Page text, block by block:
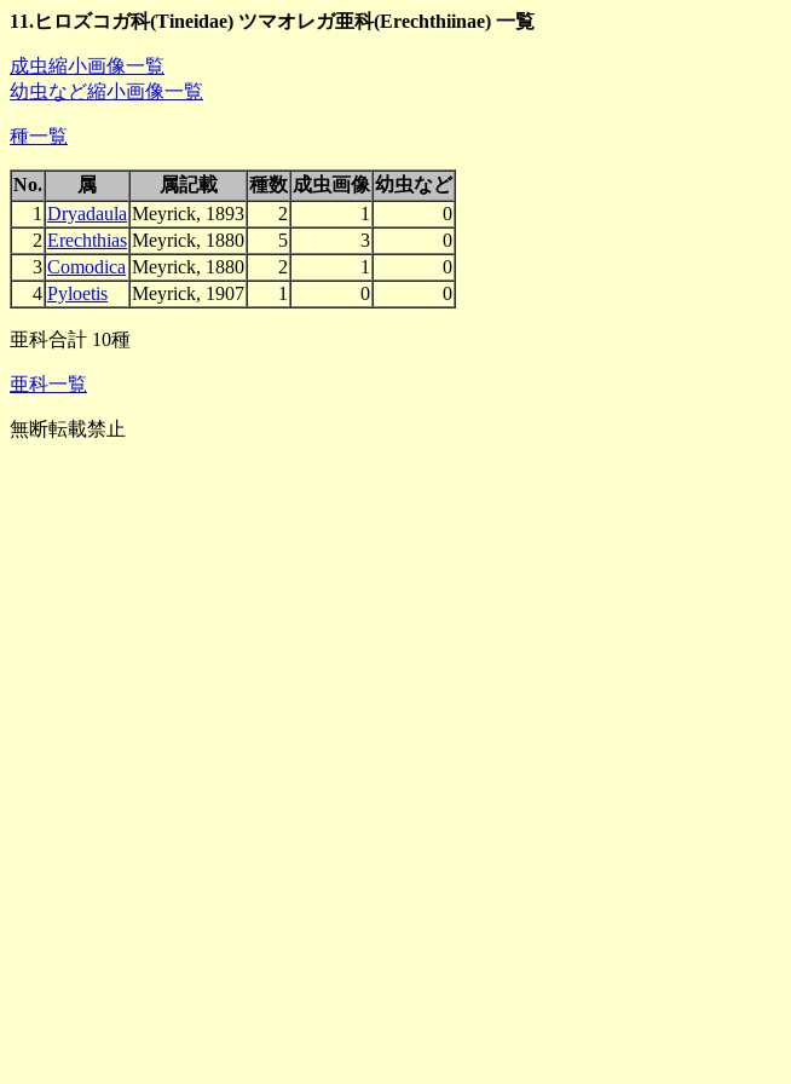
11.ヒロズコガ科(Tineidae) ツマオレガ亜科(Erechthiinae) 一覧
成虫縮小画像一覧
幼虫など縮小画像一覧
種一覧
No. 属 属記載 種数 成虫画像 幼虫など
1 Dryadaula Meyrick, 1893 2 1
0
2 Erechthias Meyrick, 1880 5 3
0
3 Comodica Meyrick, 1880 2 1
0
4 Pyloetis Meyrick, 1907 1 0 0
亜科合計 10種
亜科一覧
無断転載禁止